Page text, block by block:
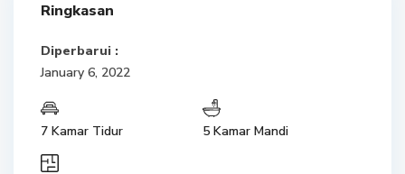
Ringkasan
Diperbarui :
January 6, 2022
7 Kamar Tidur 5 Kamar Mandi